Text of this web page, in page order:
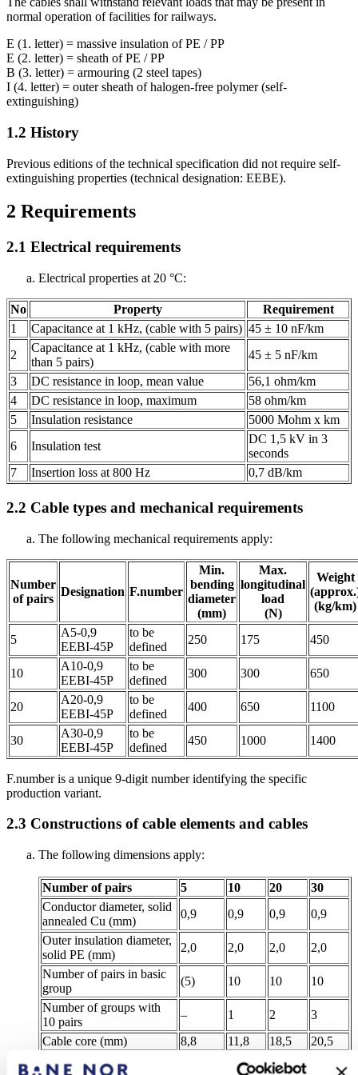
normal operation of facilities for railways.
E (1. letter) = massive insulation of PE / PP
E (2. letter) = sheath of PE / PP
B (3. letter) = armouring (2 steel tapes)
I (4. letter) = outer sheath of halogen-free polymer (self-
extinguishing)
1.2 History
Previous editions of the technical specification did not require self-
extinguishing properties (technical designation: EEBE).
2 Requirements
2.1 Electrical requirements
Electrical properties at 20 °C:
No Property
Requirement
1
Capacitance at 1 kHz, (cable with 5 pairs) 45 ± 10 nF/km
2
Capacitance at 1 kHz, (cable with more
than 5 pairs)
45 ± 5 nF/km
3
DC resistance in loop, mean value
56,1 ohm/km
4
DC resistance in loop, maximum
58 ohm/km
5
Insulation resistance
5000 Mohm x km
6
Insulation test
DC 1,5 kV in 3
seconds
7
Insertion loss at 800 Hz 0,7 dB/km
2.2 Cable types and mechanical requirements
The following mechanical requirements apply:
Number
of pairs
Designation F.number
Min.
bending
diameter
(mm)
Max.
longitudinal
load
(N)
Weight
(kg/km)
5
A5-0,9
EEBI-45P
to be
defined
250 175 450
10
A10-0,9
EEBI-45P
to be
defined
300 300 650
20
A20-0,9
EEBI-45P
to be
defined
400 650 1100
30
A30-0,9
EEBI-45P
to be
defined
450 1000 1400
F.number is a unique 9-digit number identifying the specific
production variant.
2.3 Constructions of cable elements and cables
The following dimensions apply:
Number of pairs 5 10 20
30
Conductor diameter, solid
annealed Cu (mm)
0,9 0,9 0,9
0,9
Outer insulation diameter,
solid PE (mm)
2,0 2,0 2,0
2,0
Number of pairs in basic
group
(5) 10 10
10
Number of groups with
10 pairs
– 1 2
3
Cable core (mm)
8,8 11,8 18,5
20,5
Inner sheath, black PE
14,3 21,5